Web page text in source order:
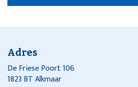
Adres
De Friese Poort 106
1823 BT Alkmaar